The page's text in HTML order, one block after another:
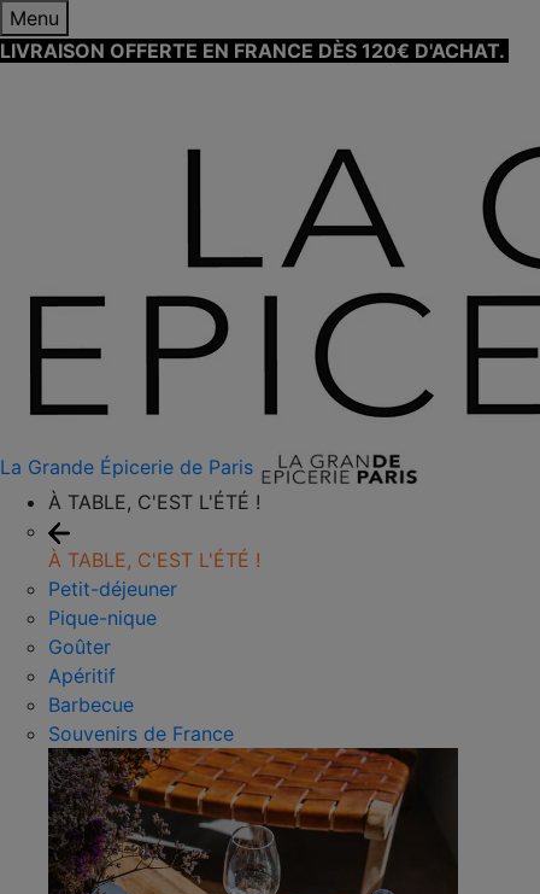
Menu
LIVRAISON OFFERTE EN FRANCE DÈS 120€ D'ACHAT.
La Grande Épicerie de Paris
À TABLE, C'EST L'ÉTÉ !
À TABLE, C'EST L'ÉTÉ !
Petit-déjeuner
Pique-nique
Goûter
Apéritif
Barbecue
Souvenirs de France